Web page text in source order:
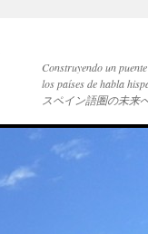
Construyendo un
los países de habla
スペイン語圏の未来